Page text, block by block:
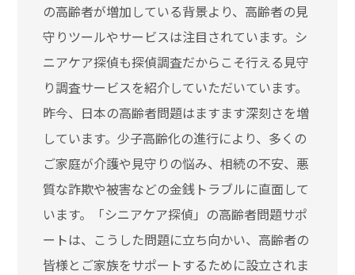
の高齢者が増加している背景より、高齢者の見
守りツールやサービスは注目されています。シ
ニアケア探偵も探偵調査だからこそ行える見守
り調査サービスを紹介していただいています。
昨今、日本の高齢者問題はますます深刻さを増
しています。少子高齢化の進行により、多くの
ご家庭が介護や見守りの悩み、相続の不安、悪
質な詐欺や被害などの金銭トラブルに直面して
います。「シニアケア探偵」の高齢者問題サポ
ートは、こうした問題に立ち向かい、高齢者の
皆様とご家族をサポートするために設立されま